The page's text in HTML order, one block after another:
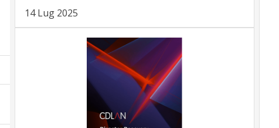
14 Lug 2025